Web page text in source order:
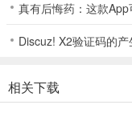
4、全新的人生自在挑
真有后悔药：这款
Discuz! X2验证码的
相关下载